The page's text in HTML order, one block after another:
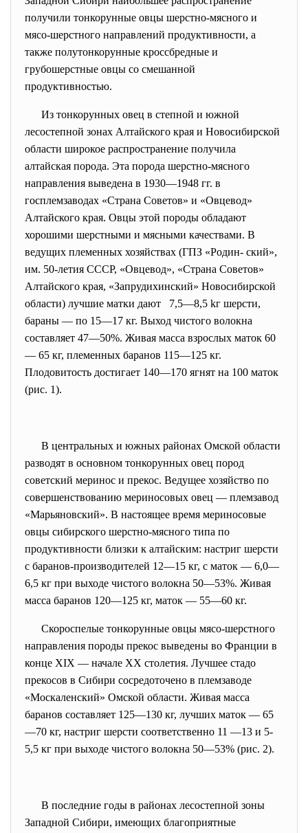
получили тонкорунные овцы шерстно-мясного и
мясо-шерстного направлений продуктивности, а
также полутонкорунные кроссбредные и
грубошерстные овцы со смешанной
продуктивностью.
Из тонкорунных овец в степной и южной
лесостепной зонах Алтайского края и Новосибирской
области широкое распространение получила
алтайская порода. Эта порода шерстно-мясного
направления выведена в 1930—1948 гг. в
госплемзаводах «Страна Советов» и «Овцевод»
Алтайского края. Овцы этой породы обладают
хорошими шерстными и мясными качествами. В
ведущих племенных хозяйствах (ГПЗ «Родин- ский»,
им. 50-летия СССР, «Овцевод», «Страна Советов»
Алтайского края, «Запрудихинский» Новосибирской
области) лучшие матки дают 7,5—8,5 kг шерсти,
бараны — по 15—17 кг. Выход чистого волокна
составляет 47—50%. Живая масса взрослых маток 60
— 65 кг, племенных баранов 115—125 кг.
Плодовитость достигает 140—170 ягнят на 100 маток
(рис. 1).
В центральных и южных районах Омской области
разводят в основном тонкорунных овец пород
советский меринос и прекос. Ведущее хозяйство по
совершенствованию мериносовых овец — племзавод
«Марьяновский». В настоящее время мериносовые
овцы сибирского шерстно-мясного типа по
продуктивности близки к алтайским: настриг шерсти
с баранов-производителей 12—15 кг, с маток — 6,0—
6,5 кг при выходе чистого волокна 50—53%. Живая
масса баранов 120—125 кг, маток — 55—60 кг.
Скороспелые тонкорунные овцы мясо-шерстного
направления породы прекос выведены во Франции в
конце XIX — начале XX столетия. Лучшее стадо
прекосов в Сибири сосредоточено в племзаводе
«Москаленский» Омской области. Живая масса
баранов составляет 125—130 кг, лучших маток — 65
—70 кг, настриг шерсти соответственно 11 —13 и 5-
5,5 кг при выходе чистого волокна 50—53% (рис. 2).
В последние годы в районах лесостепной зоны
Западной Сибири, имеющих благоприятные